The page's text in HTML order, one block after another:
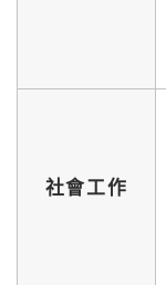
社會工作